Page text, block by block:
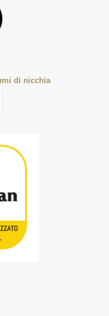
di nicchia